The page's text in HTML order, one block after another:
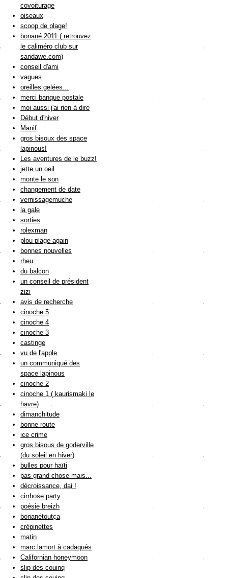
covoiturage
oiseaux
scoop de plage!
bonané 2011 ( retrouvez
le caliméro club sur
sandawe.com)
conseil d'ami
vagues
oreilles gelées...
merci banque postale
moi aussi j'ai rien à dire
Début d'hiver
Manif
gros bisoux des space
lapinous!
Les aventures de le buzz!
jette un oeil
monte le son
changement de date
vernissagemuche
la gale
sorties
rolexman
plou plage again
bonnes nouvelles
rheu
du balcon
un conseil de président
zizi
avis de recherche
cinoche 5
cinoche 4
cinoche 3
castinge
vu de l'apple
un communiqué des
space lapinous
cinoche 2
cinoche 1 ( kaurismaki le
havre)
dimanchitude
bonne route
ice crime
gros bisous de goderville
(du soleil en hiver)
bulles pour haïti
pas grand chose mais...
décroissance, dai !
cirrhose party
poésie breizh
bonanétoutça
crépinettes
matin
marc lamort à cadaqués
Californian honeymoon
slip des couinq